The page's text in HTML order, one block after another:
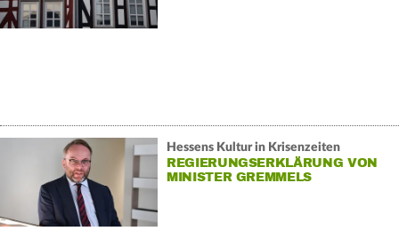
Hessens Kultur in Krisenzeiten
REGIERUNGSERKLÄRUNG VON
MINISTER GREMMELS